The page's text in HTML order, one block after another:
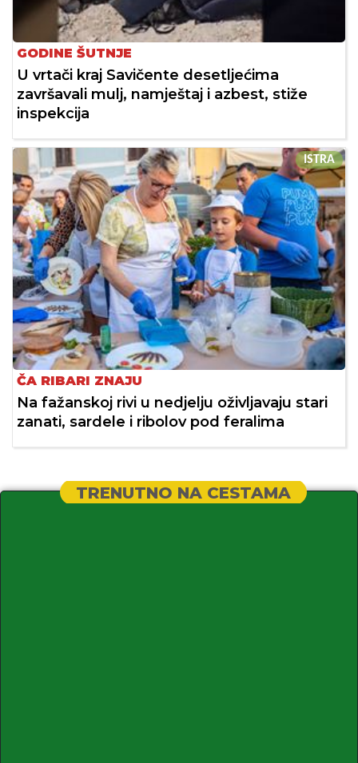
GODINE ŠUTNJE
U vrtači kraj Savičente desetljećima
završavali mulj, namještaj i azbest, stiže
inspekcija
ISTRA
ČA RIBARI ZNAJU
Na fažanskoj rivi u nedjelju oživljavaju stari
zanati, sardele i ribolov pod feralima
TRENUTNO NA CESTAMA